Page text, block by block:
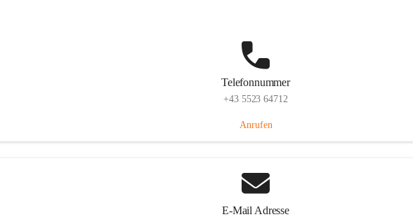
Telefonnummer
+43 5523 64712
Anrufen
E-Mail Adresse